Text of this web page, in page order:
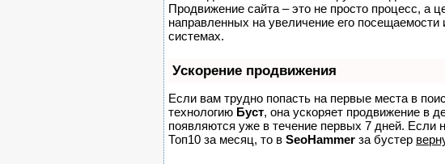
Продвижение сайта – это не просто процесс, а
направленных на увеличение его
системах.
Ускорение продвижения
Если вам трудно попасть на первые места в
технологию Буст, она ускоряет продвижение в
появляются уже в течение первых 7 дней. Если
Топ10 за месяц, то в SeoHammer за бустер